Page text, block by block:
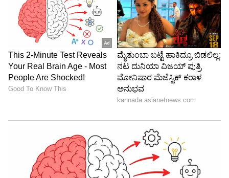
ಹೆಚ್ಚಿಸಬಹುದು ಎಂಬುದನ್ನು ಅವರು ಒಪ್ಪಿಕೊಂಡಿದ್ದಾರೆ.
6
Instagram
ಅನುಕೂಲಕ್ಕೆ ತಕ್ಕ ಬೆಲೆ